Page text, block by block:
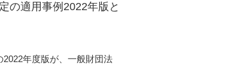
の適用事例2022年版と
年度版が、一般財団法